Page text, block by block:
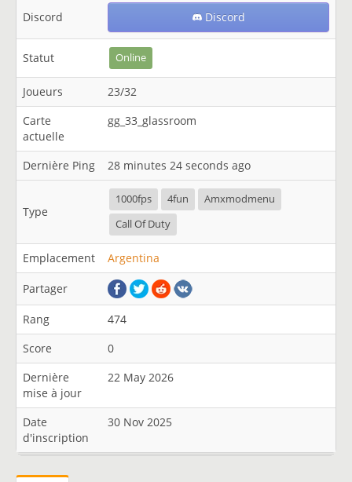
Discord Discord
Statut Online
Joueurs
23/32
Carte
actuelle
gg_33_glassroom
Dernière Ping 28 minutes 24 seconds ago
Type
1000fps 4fun
Amxmodmenu
Call Of Duty
Emplacement Argentina
Partager
Rang
474
Score
0
Dernière
mise à jour
22 May 2026
Date
d'inscription
30 Nov 2025